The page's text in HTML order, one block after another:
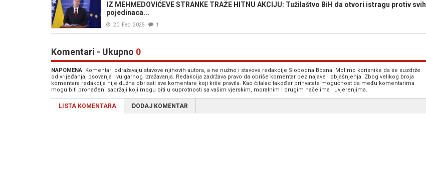
IZ MEHMEDOVIĆEVE STRANKE TRAŽE HITNU AKCIJU: Tužilaštvo BiH da otvori istragu protiv svih
pojedinaca...
20. Feb. 2025 1
Komentari - Ukupno 0
NAPOMENA: Komentari odražavaju stavove njihovih autora, a ne nužno i stavove redakcije Slobodna Bosna. Molimo korisnike da se suzdrže
od vrijeđanja, psovanja i vulgarnog izražavanja. Redakcija zadržava pravo da obriše komentar bez najave i objašnjenja. Zbog velikog broja
komentara redakcija nije dužna obrisati sve komentare koji krše pravila. Kao čitalac također prihvatate mogućnost da među komentarima
mogu biti pronađeni sadržaji koji mogu biti u suprotnosti sa vašim vjerskim, moralnim i drugim načelima i uvjerenjima.
LISTA KOMENTARA DODAJ KOMENTAR